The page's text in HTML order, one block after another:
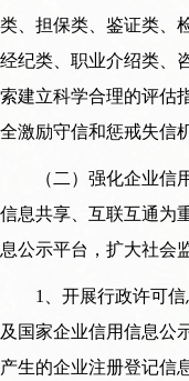
类、担保类、鉴证类、
经纪类、职业介绍类、
索建立科学合理的评估
全激励守信和惩戒失信
（二）强化企业信用
信息共享、互联互通为
息公示平台，扩大社会
1、开展行政许可信
及国家企业信用信息公
产生的企业注册登记信